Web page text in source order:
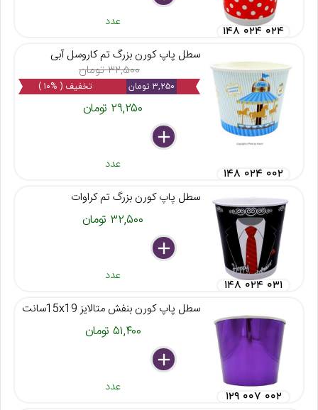
عدد
۱۴۸ ۰۲۴ ۰۲۴
سطل پاپ کورن بزرگ تم کاروسل آبی
۳۲,۵۰۰ تومان
۳,۲۵۰ تومان تخفیف ( %۱۰ )
۲۹,۲۵۰ تومان
delete
remove
add
عدد
۱۴۸ ۰۲۴ ۰۰۲
سطل پاپ کورن بزرگ تم کراوات
۳۲,۵۰۰ تومان
delete
remove
add
عدد
۱۴۸ ۰۲۴ ۰۳۱
سطل پاپ کورن بنفش متالایز 15x19سانت
۵۱,۴۰۰ تومان
delete
remove
add
عدد
۱۲۹ ۰۰۷ ۰۰۲